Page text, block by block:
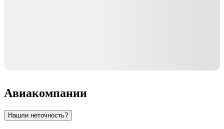
Авиакомпании
Нашли неточность?